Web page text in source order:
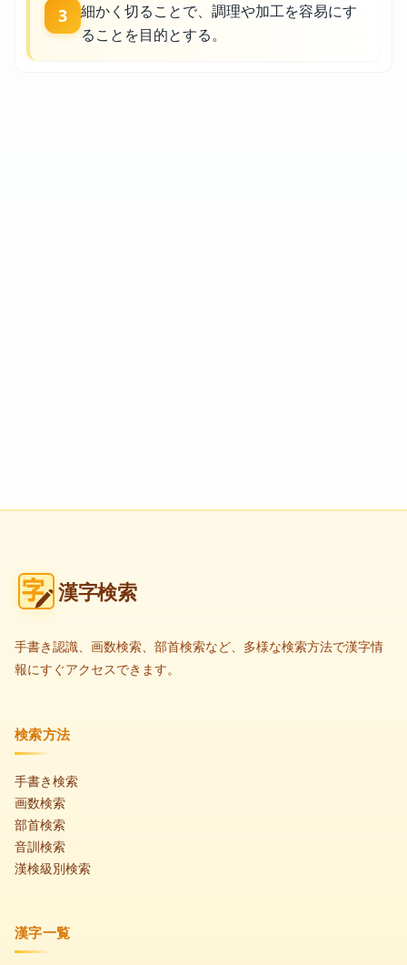
3
細かく切ることで、調理や加工を容易にす
ることを目的とする。
漢字検索
手書き認識、画数検索、部首検索など、多様な検索方法で漢字情
報にすぐアクセスできます。
検索方法
手書き検索
画数検索
部首検索
音訓検索
漢検級別検索
漢字一覧